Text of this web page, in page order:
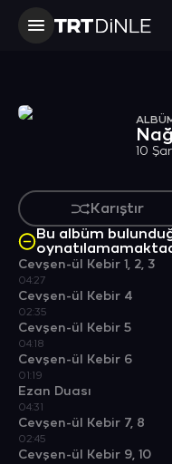
10
Karıştır
Bu albüm
Cevşen-ül Kebir 1, 2, 3
04:27
Cevşen-ül Kebir 4
02:35
Cevşen-ül Kebir 5
04:18
Cevşen-ül Kebir 6
01:19
Ezan Duası
04:31
Cevşen-ül Kebir 7, 8
02:45
Cevşen-ül Kebir 9, 10